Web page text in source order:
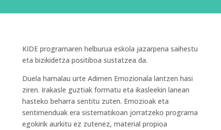
KIDE programaren helburua eskola jazarpena saihestu
eta bizikidetza positiboa sustatzea da.
Duela hamalau urte Adimen Emozionala lantzen hasi
ziren. Irakasle guztiak formatu eta ikasleekin lanean
hasteko beharra sentitu zuten. Emozioak eta
sentimenduak era sistematikoan jorratzeko programa
egokirik aurkitu ez zutenez, material propioa